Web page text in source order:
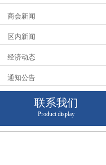
商会新闻
区内新闻
经济动态
通知公告
联系我们
Product display